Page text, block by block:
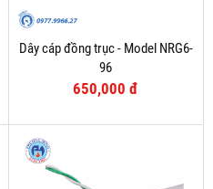
Dây cáp đồng trục - Model NRG6-
96
650,000 đ